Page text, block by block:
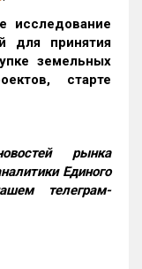
исследование
для принятия
земельных
старте
рынка
Единого
телеграм-